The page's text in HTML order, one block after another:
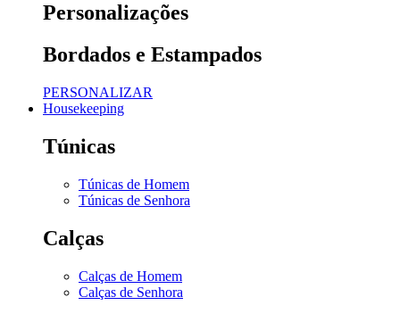
Personalizações
Bordados e Estampados
PERSONALIZAR
Housekeeping
Túnicas
Túnicas de Homem
Túnicas de Senhora
Calças
Calças de Homem
Calças de Senhora